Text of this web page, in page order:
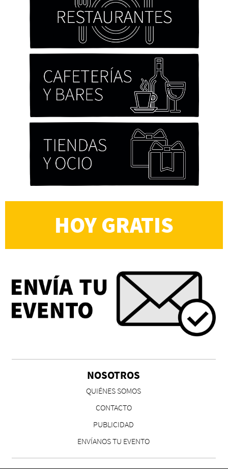
HOY GRATIS
NOSOTROS
QUIÉNES SOMOS
CONTACTO
PUBLICIDAD
ENVÍANOS TU EVENTO